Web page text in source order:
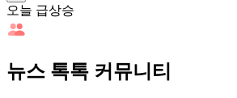
오늘 급상승
뉴스 톡톡 커뮤니티